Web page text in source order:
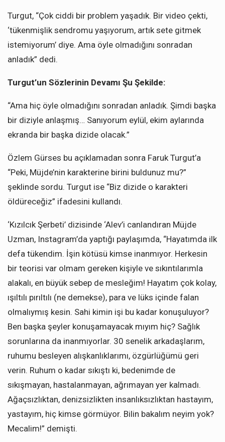
Turgut, “Çok ciddi bir problem yaşadık. Bir video çekti,
‘tükenmişlik sendromu yaşıyorum, artık sete gitmek
istemiyorum’ diye. Ama öyle olmadığını sonradan
anladık” dedi.
Turgut’un Sözlerinin Devamı Şu Şekilde:
“Ama hiç öyle olmadığını sonradan anladık. Şimdi başka
bir diziyle anlaşmış… Sanıyorum eylül, ekim aylarında
ekranda bir başka dizide olacak.”
Özlem Gürses bu açıklamadan sonra Faruk Turgut’a
“Peki, Müjde’nin karakterine birini buldunuz mu?”
şeklinde sordu. Turgut ise “Biz dizide o karakteri
öldüreceğiz” ifadesini kullandı.
‘Kızılcık Şerbeti’ dizisinde ‘Alev’i canlandıran Müjde
Uzman, Instagram’da yaptığı paylaşımda, “Hayatımda ilk
defa tükendim. İşin kötüsü kimse inanmıyor. Herkesin
bir teorisi var olmam gereken kişiyle ve sıkıntılarımla
alakalı, en büyük sebep de mesleğim! Hayatım çok kolay,
ışıltılı pırıltılı (ne demekse), para ve lüks içinde falan
olmalıymış kesin. Sahi kimin işi bu kadar konuşuluyor?
Ben başka şeyler konuşamayacak mıyım hiç? Sağlık
sorunlarına da inanmıyorlar. 30 senelik arkadaşlarım,
ruhumu besleyen alışkanlıklarımı, özgürlüğümü geri
verin. Ruhum o kadar sıkıştı ki, bedenimde de
sıkışmayan, hastalanmayan, ağrımayan yer kalmadı.
Ağaçsızlıktan, denizsizlikten insanlıksızlıktan hastayım,
yastayım, hiç kimse görmüyor. Bilin bakalım neyim yok?
Mecalim!” demişti.